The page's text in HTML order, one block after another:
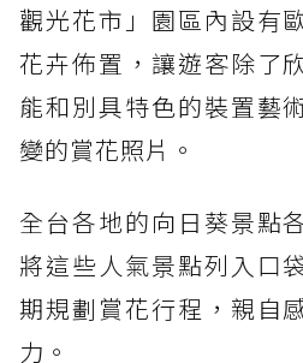
觀光花市」園區內設有
花卉佈置，讓遊客除了
能和別具特色的裝置藝
變的賞花照片。
全台各地的向日葵景點
將這些人氣景點列入口
期規劃賞花行程，親自
力。